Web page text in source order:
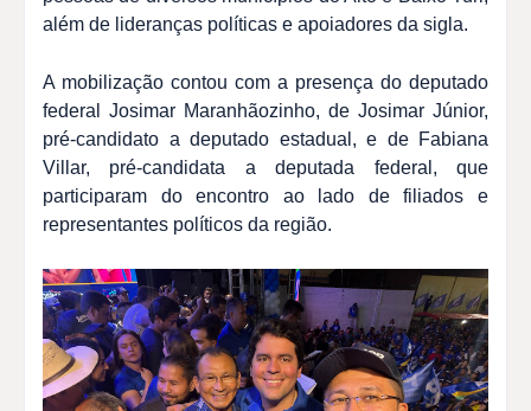
além de lideranças políticas e apoiadores da sigla.
A mobilização contou com a presença do deputado
federal Josimar Maranhãozinho, de Josimar Júnior,
pré-candidato a deputado estadual, e de Fabiana
Villar, pré-candidata a deputada federal, que
participaram do encontro ao lado de filiados e
representantes políticos da região.